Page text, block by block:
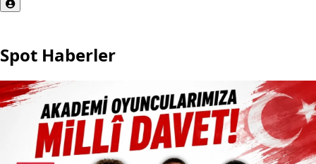
Spot Haberler